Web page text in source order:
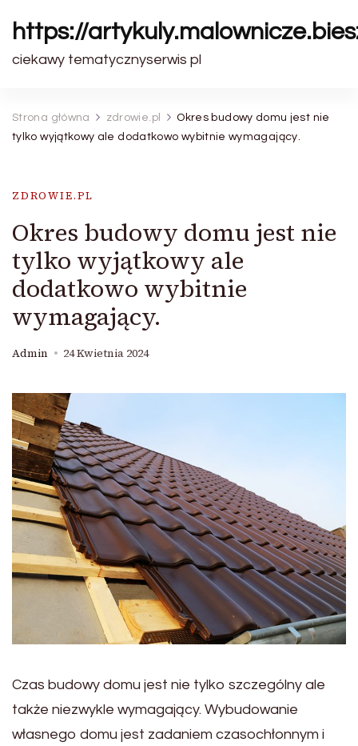
https://
ciekawy tematycznyserwis pl
Strona główna zdrowie.pl
Okres budowy domu jest nie
tylko wyjątkowy ale dodatkowo wybitnie wymagający.
ZDROWIE.PL
Okres budowy domu jest nie
tylko wyjątkowy ale
dodatkowo wybitnie
wymagający.
Admin 24 Kwietnia 2024
Czas budowy domu jest nie tylko szczególny ale
także niezwykle wymagający. Wybudowanie
własnego domu jest zadaniem czasochłonnym i